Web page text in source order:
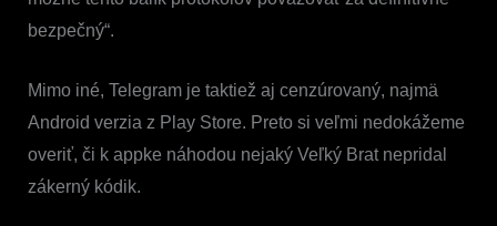
bezpečný“.
Mimo iné, Telegram je taktiež aj cenzúrovaný, najmä
Android verzia z Play Store. Preto si veľmi nedokážeme
overiť, či k appke náhodou nejaký Veľký Brat nepridal
zákerný kódik.